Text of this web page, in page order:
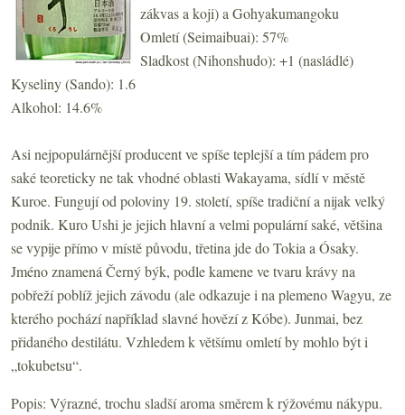
zákvas a koji) a Gohyakumangoku
Omletí (Seimaibuai): 57%
Sladkost (Nihonshudo): +1 (nasládlé)
Kyseliny (Sando): 1.6
Alkohol: 14.6%
Asi nejpopulárnější producent ve spíše teplejší a tím pádem pro
saké teoreticky ne tak vhodné oblasti Wakayama, sídlí v městě
Kuroe. Fungují od poloviny 19. století, spíše tradiční a nijak velký
podnik. Kuro Ushi je jejich hlavní a velmi populární saké, většina
se vypije přímo v místě původu, třetina jde do Tokia a Ósaky.
Jméno znamená Černý býk, podle kamene ve tvaru krávy na
pobřeží poblíž jejich závodu (ale odkazuje i na plemeno Wagyu, ze
kterého pochází například slavné hovězí z Kóbe). Junmai, bez
přidaného destilátu. Vzhledem k většímu omletí by mohlo být i
„tokubetsu“.
Popis: Výrazné, trochu sladší aroma směrem k rýžovému nákypu.